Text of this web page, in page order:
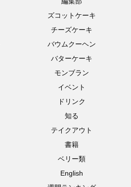
ズコットケーキ
チーズケーキ
バウムクーヘン
バターケーキ
モンブラン
イベント
ドリンク
知る
テイクアウト
書籍
ベリー類
English